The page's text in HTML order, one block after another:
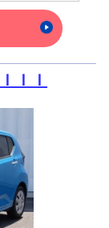
ＩＩ